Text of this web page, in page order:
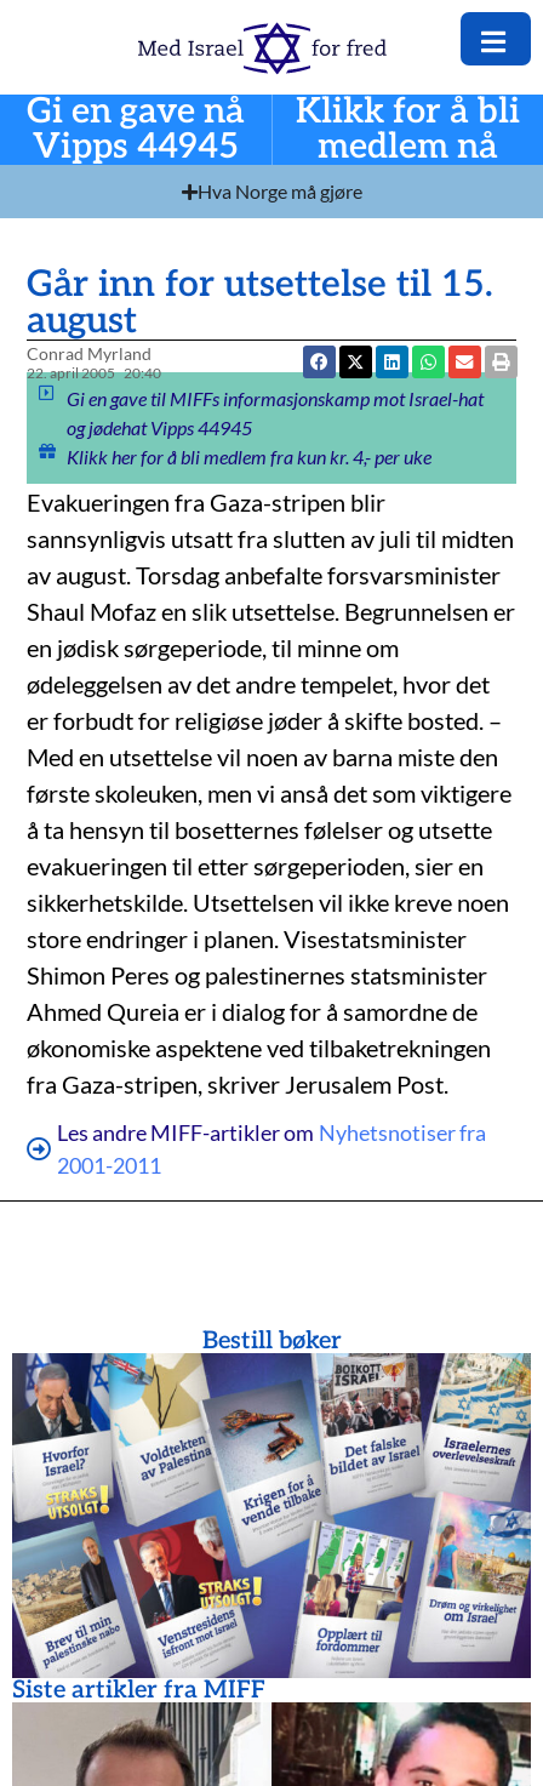
Gi en gave nå
Vipps 44945
Klikk for å bli
medlem nå
Hva Norge må gjøre
Går inn for utsettelse til 15.
august
Conrad Myrland
22. april 2005 20:40
Gi en gave til MIFFs informasjonskamp mot Israel-hat
og jødehat Vipps 44945
Klikk her for å bli medlem fra kun kr. 4,- per uke
Evakueringen fra Gaza-stripen blir
sannsynligvis utsatt fra slutten av juli til midten
av august. Torsdag anbefalte forsvarsminister
Shaul Mofaz en slik utsettelse. Begrunnelsen er
en jødisk sørgeperiode, til minne om
ødeleggelsen av det andre tempelet, hvor det
er forbudt for religiøse jøder å skifte bosted. –
Med en utsettelse vil noen av barna miste den
første skoleuken, men vi anså det som viktigere
å ta hensyn til bosetternes følelser og utsette
evakueringen til etter sørgeperioden, sier en
sikkerhetskilde. Utsettelsen vil ikke kreve noen
store endringer i planen. Visestatsminister
Shimon Peres og palestinernes statsminister
Ahmed Qureia er i dialog for å samordne de
økonomiske aspektene ved tilbaketrekningen
fra Gaza-stripen, skriver Jerusalem Post.
Les andre MIFF-artikler om Nyhetsnotiser fra
2001-2011
Bestill bøker
Siste artikler fra MIFF